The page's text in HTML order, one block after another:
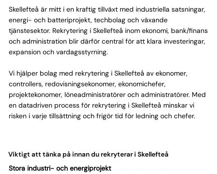
Skellefteå är mitt i en kraftig tillväxt med industriella satsningar,
energi- och batteriprojekt, techbolag och växande
tjänstesektor. Rekrytering i Skellefteå inom ekonomi, bank/finans
och administration blir därför central för att klara investeringar,
expansion och vardagsstyrning.
Vi hjälper bolag med rekrytering i Skellefteå av ekonomer,
controllers, redovisningsekonomer, ekonomichefer,
projektekonomer, löneadministratörer och administratörer. Med
en datadriven process för rekrytering i Skellefteå minskar vi
risken i varje tillsättning och frigör tid för ledning och chefer.
Viktigt att tänka på innan du rekryterar i Skellefteå
Stora industri- och energiprojekt